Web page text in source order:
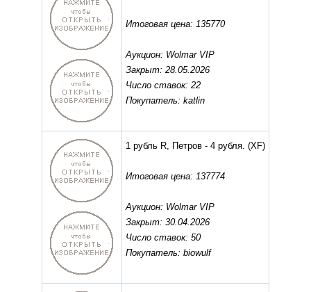
Итоговая цена: 135770
Аукцион: Wolmar VIP
Закрыт: 28.05.2026
Число ставок: 22
Покупатель: katlin
1 рубль R, Петров - 4 рубля. (XF)
Итоговая цена: 137774
Аукцион: Wolmar VIP
Закрыт: 30.04.2026
Число ставок: 50
Покупатель: biowulf